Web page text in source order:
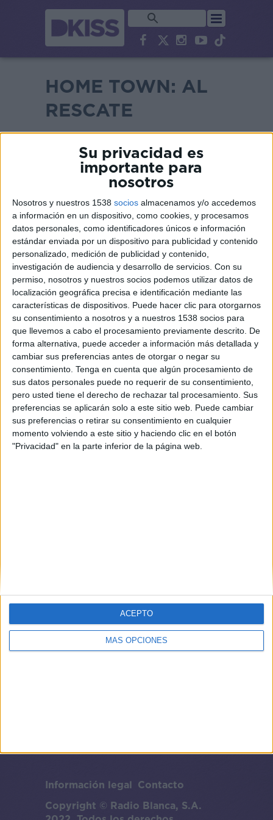
Su privacidad es
importante para
nosotros
Nosotros y nuestros 1538 socios almacenamos y/o accedemos
a información en un dispositivo, como cookies, y procesamos
datos personales, como identificadores únicos e información
estándar enviada por un dispositivo para publicidad y contenido
personalizado, medición de publicidad y contenido,
investigación de audiencia y desarrollo de servicios. Con su
permiso, nosotros y nuestros socios podemos utilizar datos de
localización geográfica precisa e identificación mediante las
características de dispositivos. Puede hacer clic para otorgarnos
su consentimiento a nosotros y a nuestros 1538 socios para
que llevemos a cabo el procesamiento previamente descrito. De
forma alternativa, puede acceder a información más detallada y
cambiar sus preferencias antes de otorgar o negar su
consentimiento. Tenga en cuenta que algún procesamiento de
sus datos personales puede no requerir de su consentimiento,
pero usted tiene el derecho de rechazar tal procesamiento. Sus
preferencias se aplicarán solo a este sitio web. Puede cambiar
sus preferencias o retirar su consentimiento en cualquier
momento volviendo a este sitio y haciendo clic en el botón
"Privacidad" en la parte inferior de la página web.
MÁS OPCIONES
ACEPTO
HOME TOWN: AL
RESCATE
SINOPSIS
Tras revitalizar y devolver la a la
localidad de Wetumpka, Ben y Erin
Napier visitan otra pequeña ciudad
(Fort Morgan, Colorado) y junto a
otras estrellas de las reformas del
canal, renuevan viviendas, negocios
y espacios públicos para continuar
con el movimiento de renovación
de las pequeñas ciudades.
Información legal Contacto
Copyright © Radio Blanca, S.A.